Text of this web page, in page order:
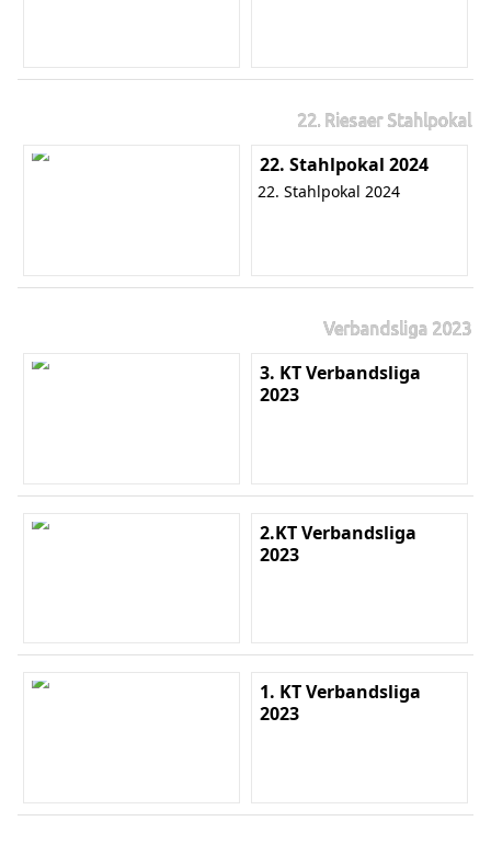
22. Riesaer Stahlpokal
22. Stahlpokal 2024
22. Stahlpokal 2024
Verbandsliga 2023
3. KT Verbandsliga
2023
2.KT Verbandsliga
2023
1. KT Verbandsliga
2023